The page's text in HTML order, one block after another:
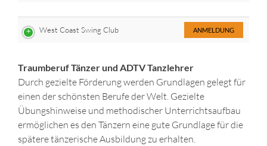
West Coast Swing Club ANMELDUNG
Traumberuf Tänzer und ADTV Tanzlehrer
Durch gezielte Förderung werden Grundlagen gelegt für
einen der schönsten Berufe der Welt. Gezielte
Übungshinweise und methodischer Unterrichtsaufbau
ermöglichen es den Tänzern eine gute Grundlage für die
spätere tänzerische Ausbildung zu erhalten.